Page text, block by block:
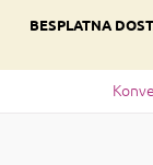
BESPLATNA